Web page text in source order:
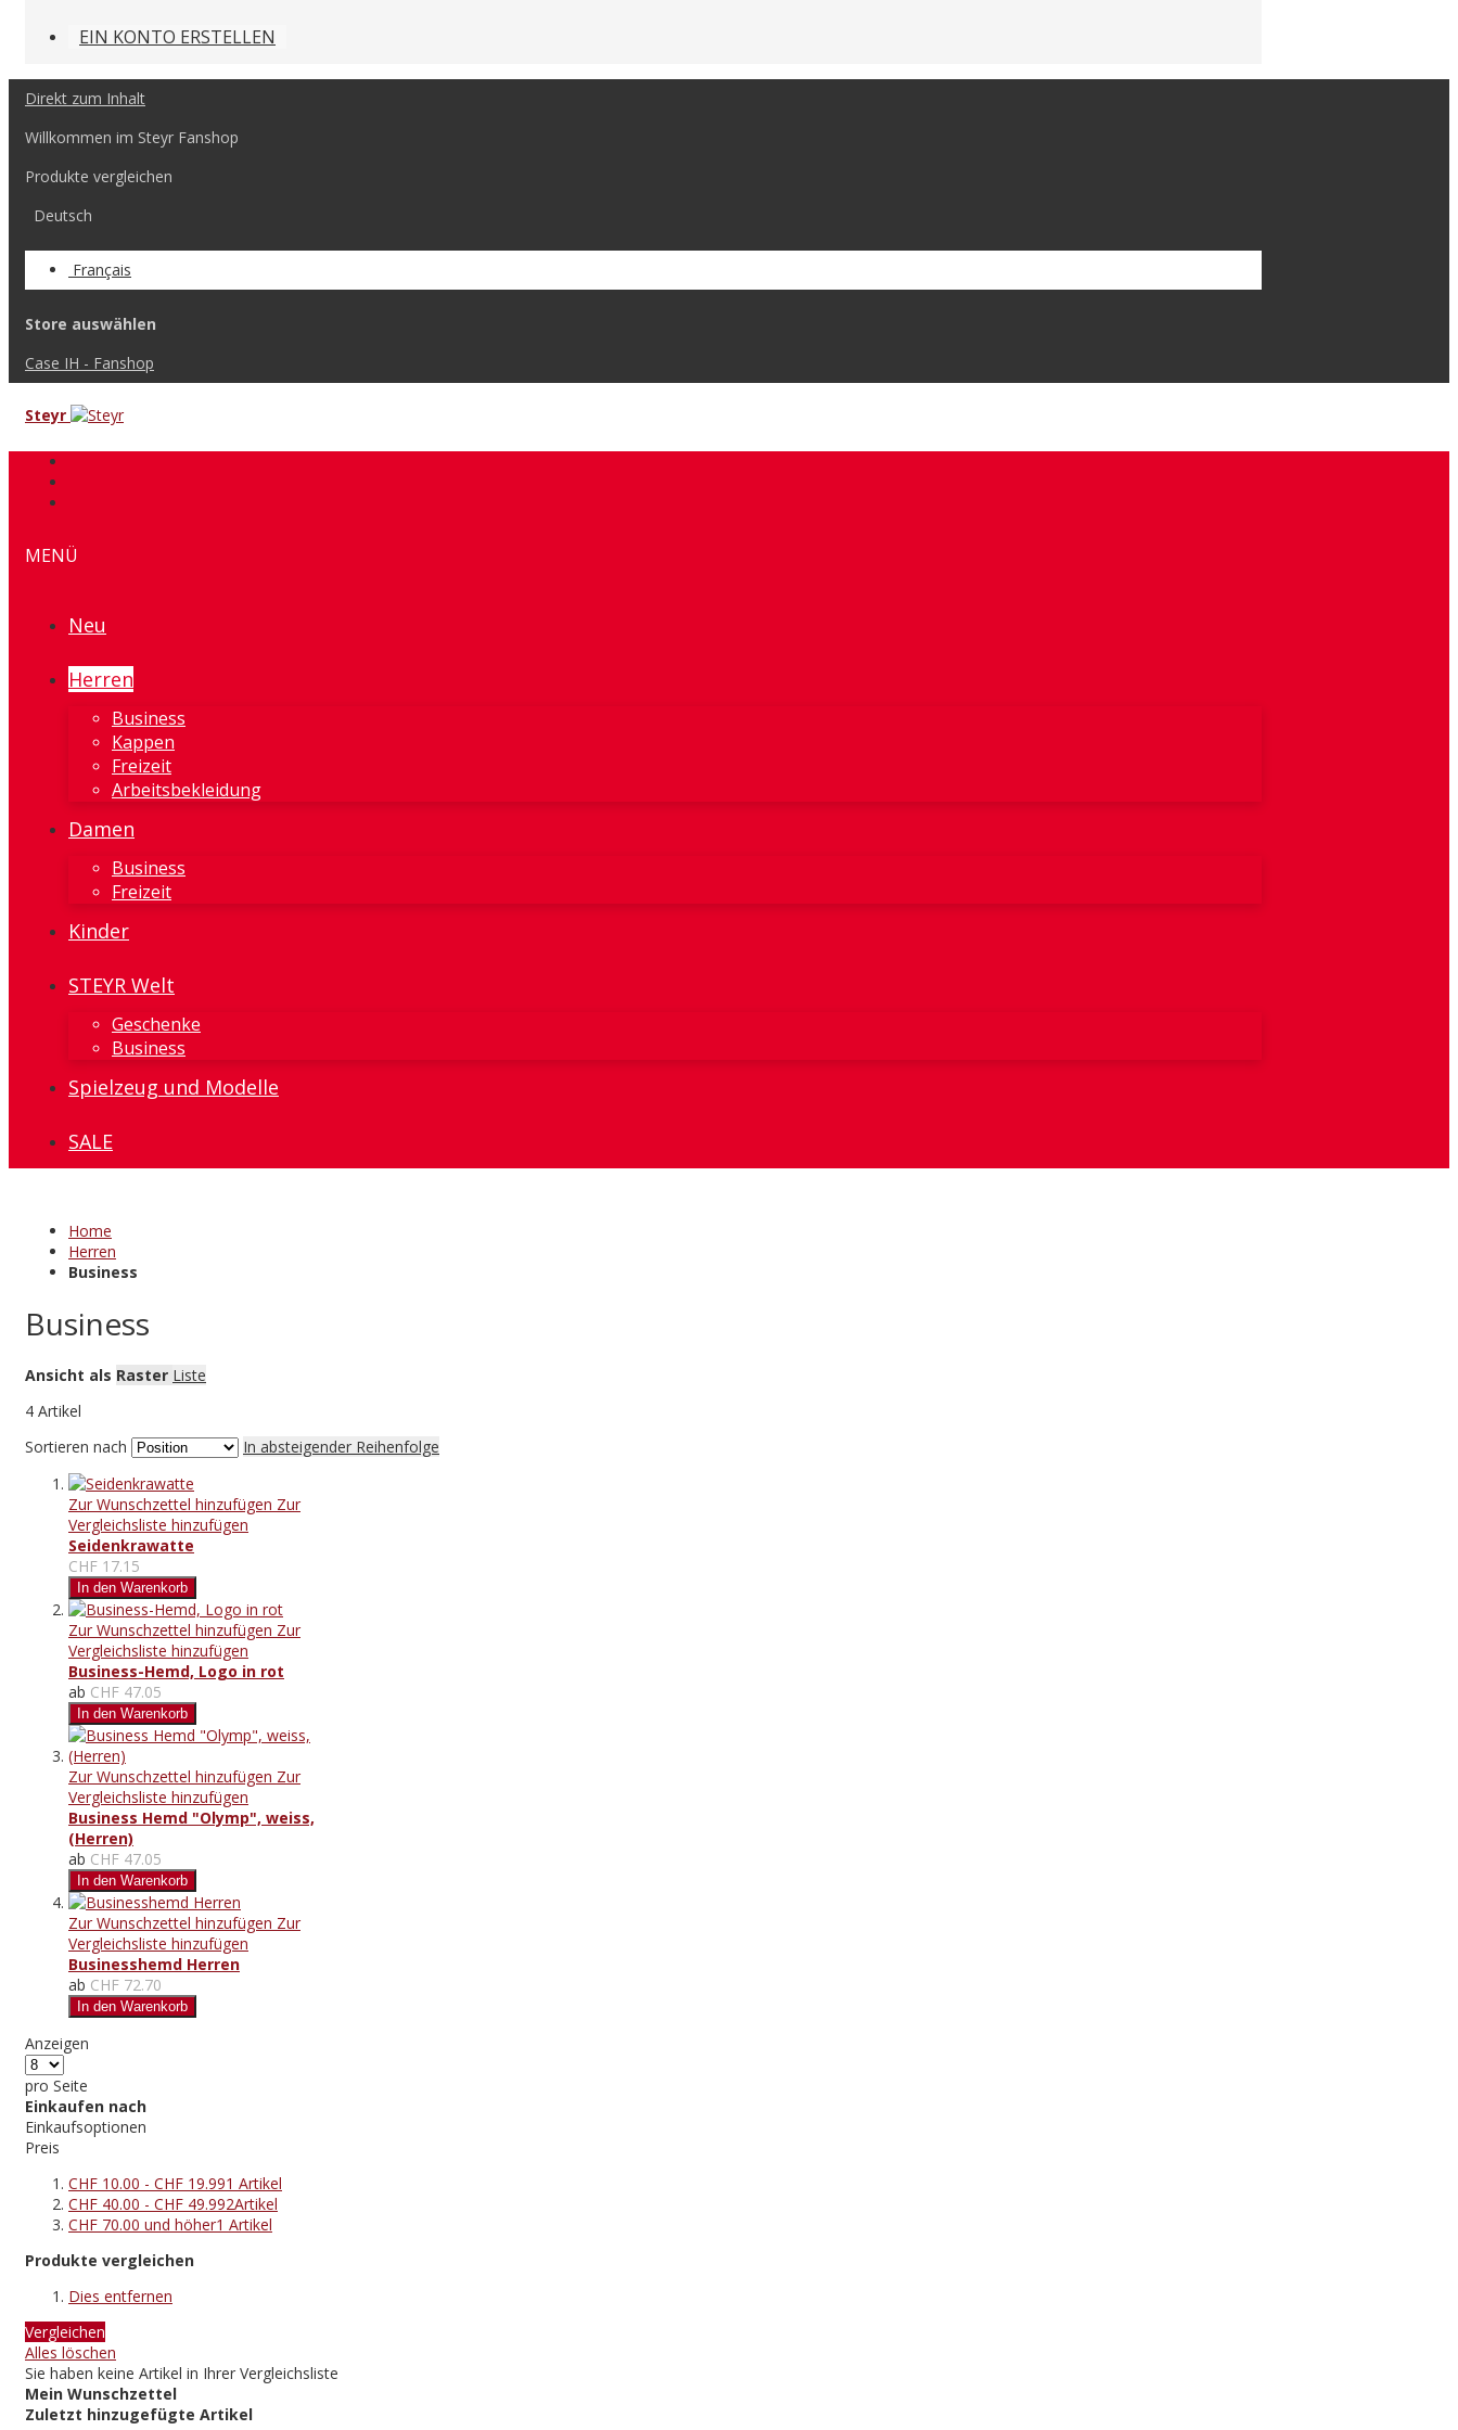
EIN KONTO ERSTELLEN
Direkt zum Inhalt
Willkommen im Steyr Fanshop
Produkte vergleichen
Deutsch
Français
Store auswählen
Case IH - Fanshop
Steyr
MENÜ
Neu
Herren
Business
Kappen
Freizeit
Arbeitsbekleidung
Damen
Business
Freizeit
Kinder
STEYR Welt
Geschenke
Business
Spielzeug und Modelle
SALE
Home
Herren
Business
Business
Ansicht als Raster Liste
4 Artikel
Sortieren nach
In absteigender Reihenfolge
Zur Wunschzettel hinzufügen Zur
Vergleichsliste hinzufügen
Seidenkrawatte
CHF 17.15
In den Warenkorb
Zur Wunschzettel hinzufügen Zur
Vergleichsliste hinzufügen
Business-Hemd, Logo in rot
ab CHF 47.05
In den Warenkorb
Zur Wunschzettel hinzufügen Zur
Vergleichsliste hinzufügen
Business Hemd "Olymp", weiss,
(Herren)
ab CHF 47.05
In den Warenkorb
Zur Wunschzettel hinzufügen Zur
Vergleichsliste hinzufügen
Businesshemd Herren
ab CHF 72.70
In den Warenkorb
Anzeigen
pro Seite
Einkaufen nach
Einkaufsoptionen
Preis
CHF 10.00 - CHF 19.991 Artikel
CHF 40.00 - CHF 49.992Artikel
CHF 70.00 und höher1 Artikel
Produkte vergleichen
Dies entfernen
Vergleichen
Alles löschen
Sie haben keine Artikel in Ihrer Vergleichsliste
Mein Wunschzettel
Zuletzt hinzugefügte Artikel